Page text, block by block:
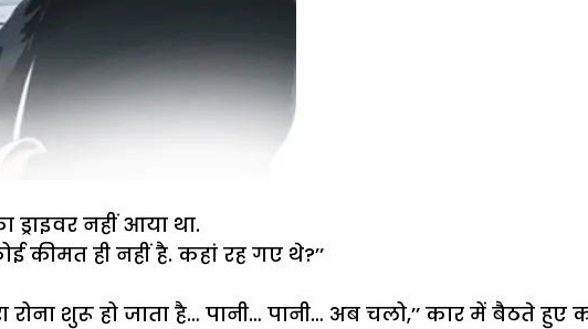
नहीं आया था.
कीमत ही नहीं है. कहां रह गए थे?’’
रोना शुरू हो जाता है… पानी… पानी… अब चलो,’’ कार में बैठते हुए